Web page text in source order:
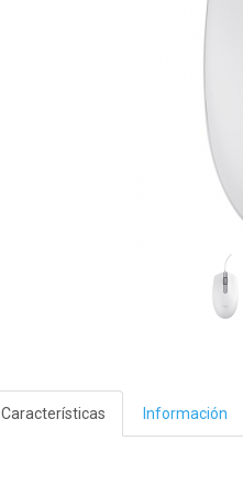
Características Información